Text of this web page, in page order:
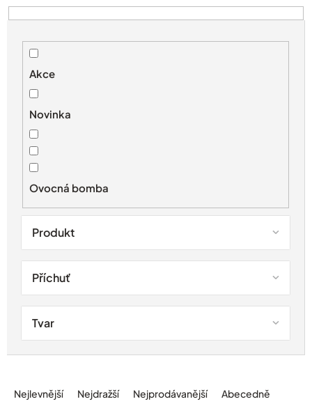
Nejlevnější Nejdražší Nejprodávanější Abecedně
Akce
Novinka
Ovocná bomba
Produkt
Příchuť
Tvar
V